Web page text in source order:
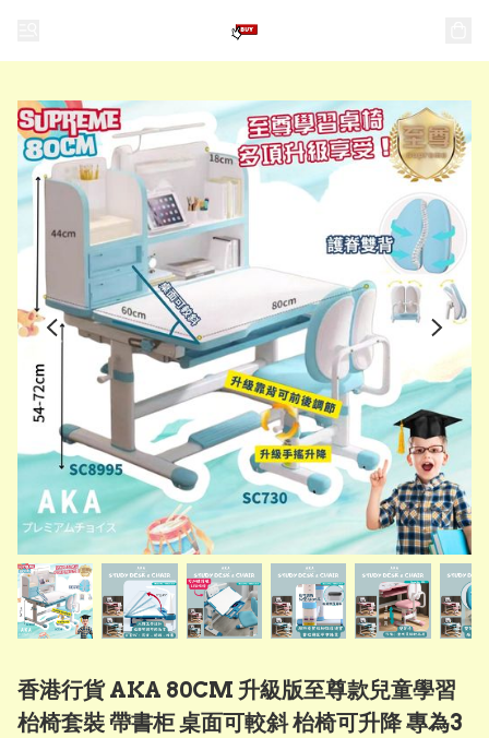
香港行貨 AKA 80CM 升級版至尊款兒童學習
枱椅套裝 帶書柜 桌面可較斜 枱椅可升降 專為3